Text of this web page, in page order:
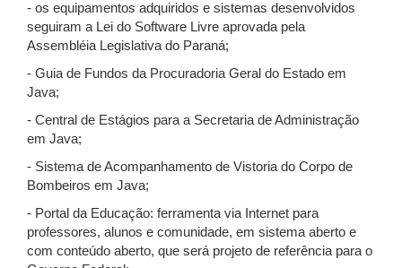
- os equipamentos adquiridos e sistemas desenvolvidos
seguiram a Lei do Software Livre aprovada pela
Assembléia Legislativa do Paraná;
- Guia de Fundos da Procuradoria Geral do Estado em
Java;
- Central de Estágios para a Secretaria de Administração
em Java;
- Sistema de Acompanhamento de Vistoria do Corpo de
Bombeiros em Java;
- Portal da Educação: ferramenta via Internet para
professores, alunos e comunidade, em sistema aberto e
com conteúdo aberto, que será projeto de referência para o